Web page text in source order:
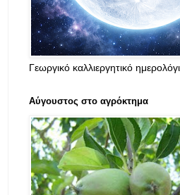
Γεωργικό καλλιεργητικό
Αύγουστος στο αγρόκτημα